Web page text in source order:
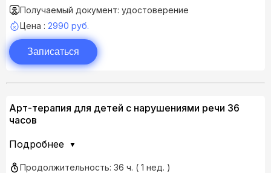
Получаемый документ: удостоверение
Цена : 2990 руб.
Записаться
Арт-терапия для детей с нарушениями речи 36
часов
Подробнее
Продолжительность: 36 ч. ( 1 нед. )